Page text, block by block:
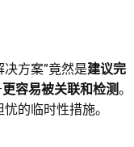
方案”竟然是建议完
更容易被关联和检测。
的临时性措施。